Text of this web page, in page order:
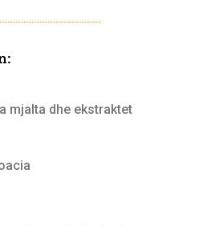
mjalta dhe ekstraktet